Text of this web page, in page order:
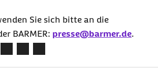
Sie sich bitte an die
BARMER: presse@barmer.de.